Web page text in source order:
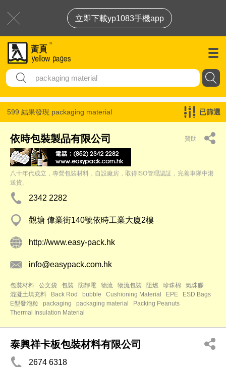
立即下載yp1083手機app
599 結果發現 packaging material 已篩選
依時包裝製品有限公司 贊助
八十年代成立，專營包裝材料，自設廠房，取得ISO管理認証，完善車隊中港
送貨。
2342 2282
觀塘 偉業街140號依時工業大廈2樓
http://www.easy-pack.hk
info@easypack.com.hk
包裝材料 公文袋 包裝 防靜電 物流 物流包裝 阻燃 珍珠棉
氣珠膠
混凝土填充料
Back Rod bubble Cushioning Material EPE
ESD Bags
E型發泡粒
packaging packaging material
Packing Peanuts
Thermal Insulation Material
泰興祥卡板包裝材料有限公司
2674 6318